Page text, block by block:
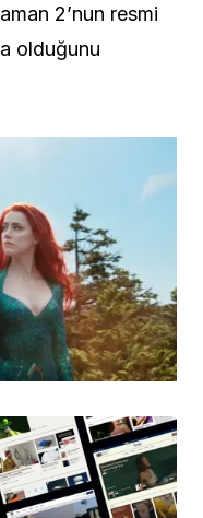
2’nun resmi
olduğunu